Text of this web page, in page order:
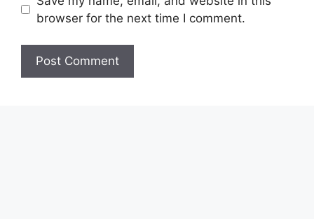
browser for the next time I comment.